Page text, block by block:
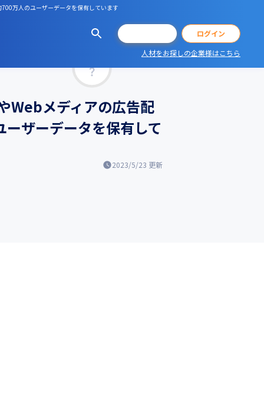
万人のユーザーデータを保有しています
ログイン
人材をお探しの企業様はこちら
Webメディアの広告配
ザーデータを保有して
2023/5/23 更新